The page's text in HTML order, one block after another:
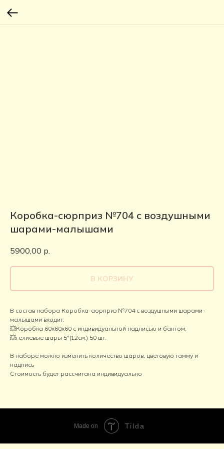
Коробка-сюрприз №704 с воздушными
шарами-малышами
5900,00 р.
В КОРЗИНУ
В состав набора Коробка-сюрприз №704 с воздушными шарами-
малышами входит:
💥Коробка 60х60х60 с индивидуальной надписью и бантом,
💥гелиевые шары 5"(12см.) 50 шт.
В наборе можно изменить количество шаров, цветовую гамму и
надпись
Стоимость будет рассчитана индивидуально
Made on Tilda